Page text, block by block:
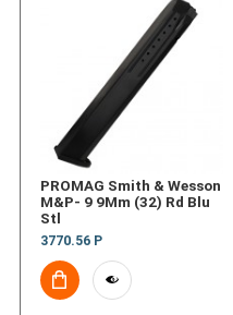
PROMAG Smith & Wesson
M&P- 9 9Mm (32) Rd Blu
Stl
3770.56 Р